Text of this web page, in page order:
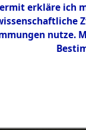
erkläre ich
nutze.